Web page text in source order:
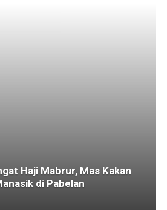
Haji Mabrur, Mas Kakan
di Pabelan